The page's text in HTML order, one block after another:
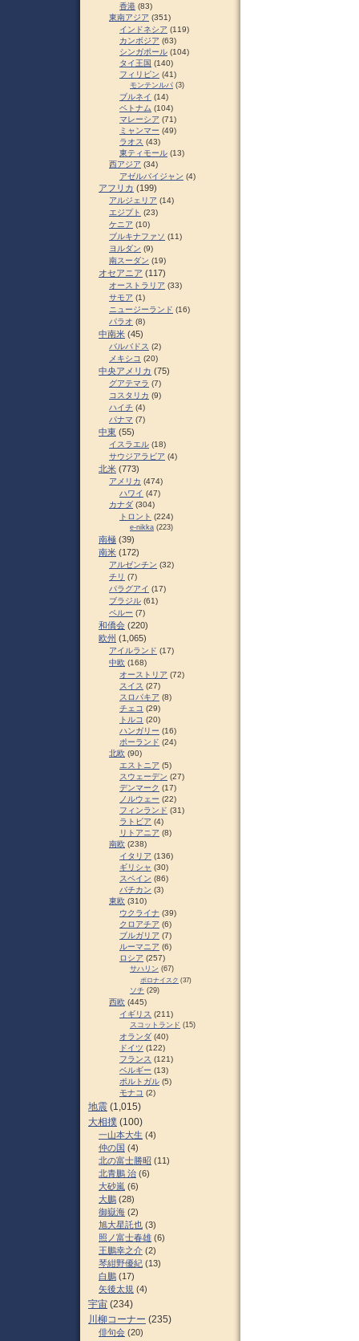
香港 (83)
東南アジア (351)
インドネシア (119)
カンボジア (63)
シンガポール (104)
タイ王国 (140)
フィリピン (41)
モンテンルパ (3)
ブルネイ (14)
ベトナム (104)
マレーシア (71)
ミャンマー (49)
ラオス (43)
東ティモール (13)
西アジア (34)
アゼルバイジャン (4)
アフリカ (199)
アルジェリア (14)
エジプト (23)
ケニア (10)
ブルキナファソ (11)
ヨルダン (9)
南スーダン (19)
オセアニア (117)
オーストラリア (33)
サモア (1)
ニュージーランド (16)
パラオ (8)
中南米 (45)
バルバドス (2)
メキシコ (20)
中央アメリカ (75)
グアテマラ (7)
コスタリカ (9)
ハイチ (4)
パナマ (7)
中東 (55)
イスラエル (18)
サウジアラビア (4)
北米 (773)
アメリカ (474)
ハワイ (47)
カナダ (304)
トロント (224)
e-nikka (223)
南極 (39)
南米 (172)
アルゼンチン (32)
チリ (7)
パラグアイ (17)
ブラジル (61)
ペルー (7)
和僑会 (220)
欧州 (1,065)
アイルランド (17)
中欧 (168)
オーストリア (72)
スイス (27)
スロパキア (8)
チェコ (29)
トルコ (20)
ハンガリー (16)
ポーランド (24)
北欧 (90)
エストニア (5)
スウェーデン (27)
デンマーク (17)
ノルウェー (22)
フィンランド (31)
ラトビア (4)
リトアニア (8)
南欧 (238)
イタリア (136)
ギリシャ (30)
スペイン (86)
バチカン (3)
東欧 (310)
ウクライナ (39)
クロアチア (6)
ブルガリア (7)
ルーマニア (6)
ロシア (257)
サハリン (67)
ポロナイスク (37)
ソチ (29)
西欧 (445)
イギリス (211)
スコットランド (15)
オランダ (40)
ドイツ (122)
フランス (121)
ベルギー (13)
ポルトガル (5)
モナコ (2)
地震 (1,015)
大相撲 (100)
一山本大生 (4)
仲の国 (4)
北の富士勝昭 (11)
北青鵬 治 (6)
大砂嵐 (6)
大鵬 (28)
御嶽海 (2)
旭大星託也 (3)
照ノ富士春雄 (6)
王鵬幸之介 (2)
琴紺野優紀 (13)
白鵬 (17)
矢後太規 (4)
宇宙 (234)
川柳コーナー (235)
俳句会 (20)